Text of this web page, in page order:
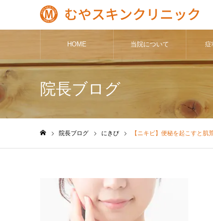
HOME 当院について 症
院長ブログ
院長ブログ にきび 【ニキビ】便秘を起こすと肌